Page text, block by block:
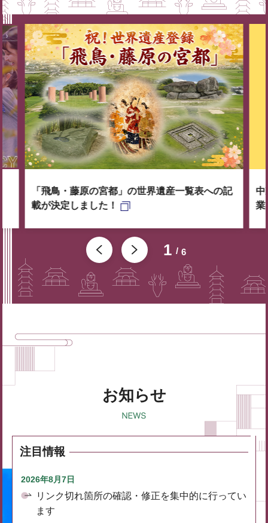
1 6
「飛鳥・藤原の宮都」の世界遺産一覧表への記
載が決定しました！
中
業
お知らせ
注目情報
2026年8月7日
リンク切れ箇所の確認・修正を集中的に行ってい
ます